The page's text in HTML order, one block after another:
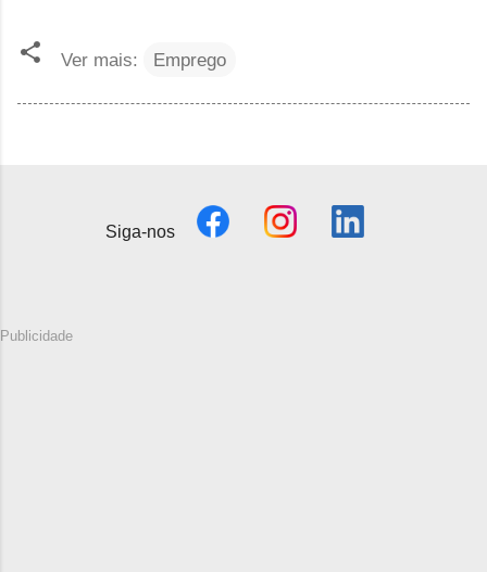
Ver mais: Emprego
Siga-nos
Publicidade